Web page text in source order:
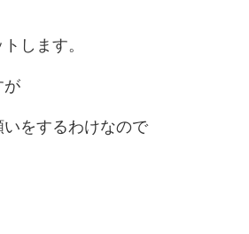
します。
が
をするわけなので